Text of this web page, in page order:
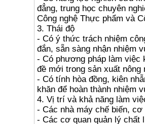
đẳng, trung học chuyên
Công nghệ Thực phẩm và
3. Thái độ
- Có ý thức trách nhiệm
đắn, sẵn sàng nhận nhiệm
- Có phương pháp làm việc
đề mới trong sản xuất
- Có tính hòa đồng, kiên
khăn để hoàn thành nhiệm
4. Vị trí và khả năng làm
- Các nhà máy chế biến,
- Các cơ quan quản lý chất